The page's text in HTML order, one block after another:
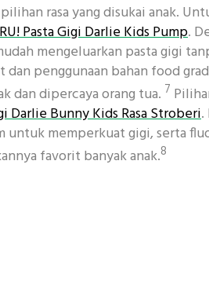
rasa yang disukai anak.
Pasta Gigi Darlie Kids Pump.
mengeluarkan pasta gigi
penggunaan bahan food
dan dipercaya orang tua. 7
Darlie Bunny Kids Rasa Stroberi.
untuk memperkuat gigi, serta
favorit banyak anak.8